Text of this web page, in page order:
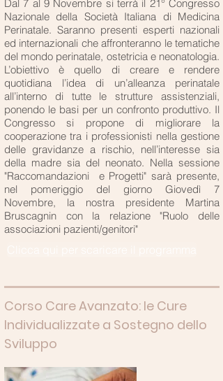
Dal 7 al 9 Novembre si terrà il 21° Congresso
Nazionale della Società Italiana di Medicina
Perinatale. Saranno presenti esperti nazionali
ed internazionali che affronteranno le tematiche
del mondo perinatale, ostetricia e neonatologia.
L’obiettivo è quello di creare e rendere
quotidiana l’idea di un’alleanza perinatale
all’interno di tutte le strutture assistenziali,
ponendo le basi per un confronto produttivo. Il
Congresso si propone di migliorare la
cooperazione tra i professionisti nella gestione
delle gravidanze a rischio, nell’interesse sia
della madre sia del neonato. Nella sessione
"Raccomandazioni e Progetti" sarà presente,
nel pomeriggio del giorno Giovedì 7
Novembre, la nostra presidente Martina
Bruscagnin con la relazione "Ruolo delle
associazioni pazienti/genitori"
Corso Care Avanzato: le Cure
Individualizzate a Sostegno dello
Sviluppo